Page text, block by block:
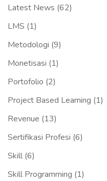
Latest News (62)
LMS (1)
Metodologi (9)
Monetisasi (1)
Portofolio (2)
Project Based Learning (1)
Revenue (13)
Sertifikasi Profesi (6)
Skill (6)
Skill Programming (1)